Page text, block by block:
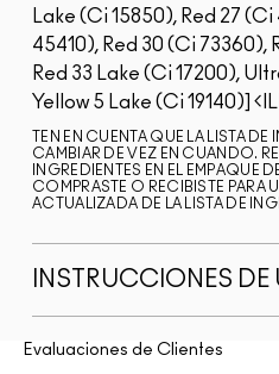
Lake (Ci 15850), Red 27
45410), Red 30 (Ci 73360),
Red 33 Lake (Ci 17200),
Yellow 5 Lake (Ci 19140)]
TEN EN CUENTA QUE LA LISTA DE
CAMBIAR DE VEZ EN CUANDO.
INGREDIENTES EN EL EMPAQUE
COMPRASTE O RECIBISTE PARA
ACTUALIZADA DE LA LISTA DE
INSTRUCCIONES DE
Evaluaciones de Clientes